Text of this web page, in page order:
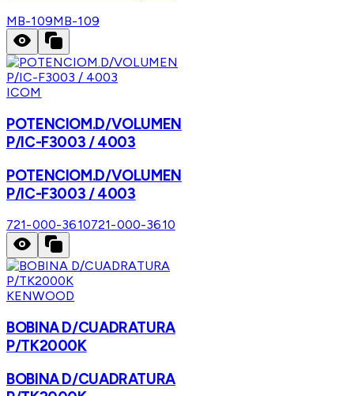
MB-109MB-109
ICOM
POTENCIOM.D/VOLUMEN
P/IC-F3003 / 4003
POTENCIOM.D/VOLUMEN
P/IC-F3003 / 4003
721-000-3610721-000-3610
KENWOOD
BOBINA D/CUADRATURA
P/TK2000K
BOBINA D/CUADRATURA